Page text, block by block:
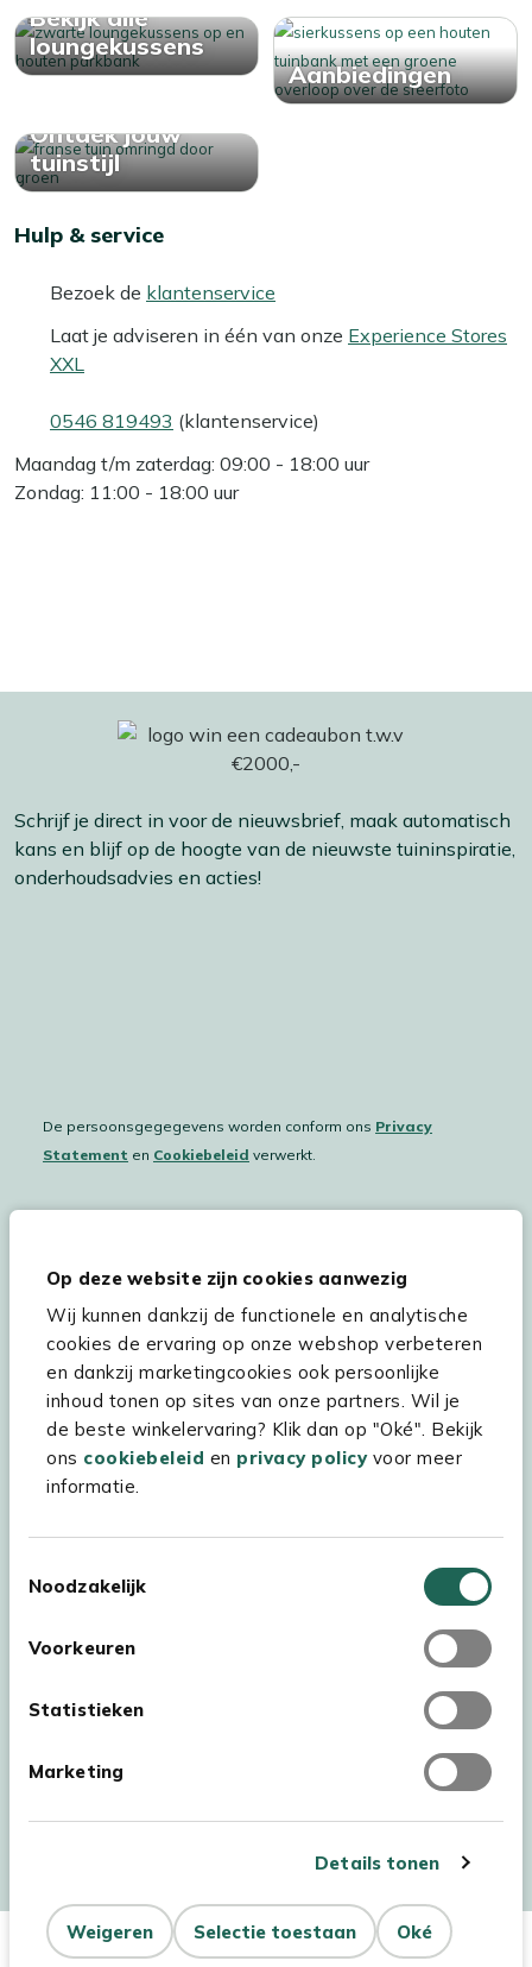
Op deze website zijn cookies aanwezig
Wij kunnen dankzij de functionele en analytische
cookies de ervaring op onze webshop verbeteren
en dankzij marketingcookies ook persoonlijke
inhoud tonen op sites van onze partners. Wil je
de beste winkelervaring? Klik dan op "Oké". Bekijk
ons cookiebeleid en privacy policyvoor meer
informatie.
Noodzakelijk
Voorkeuren
Statistieken
Marketing
Details tonen
Oké
Selectie toestaan
Weigeren
In Winkelwagen
Bekijk alle
loungekussens
Aanbiedingen
Ontdek jouw
tuinstijl
Hulp & service
Bezoek de klantenservice
Laat je adviseren in één van onze Experience Stores
XXL
0546 819493 (klantenservice)
Maandag t/m zaterdag: 09:00 - 18:00 uur
Zondag: 11:00 - 18:00 uur
Schrijf je direct in voor de nieuwsbrief, maak automatisch
kans en blijf op de hoogte van de nieuwste tuininspiratie,
onderhoudsadvies en acties!
De persoonsgegegevens worden conform ons Privacy
Statement en Cookiebeleid verwerkt.
Hulp & service
Assortiment
Kees Smit Tuinmeubelen
Experience Stores XXL